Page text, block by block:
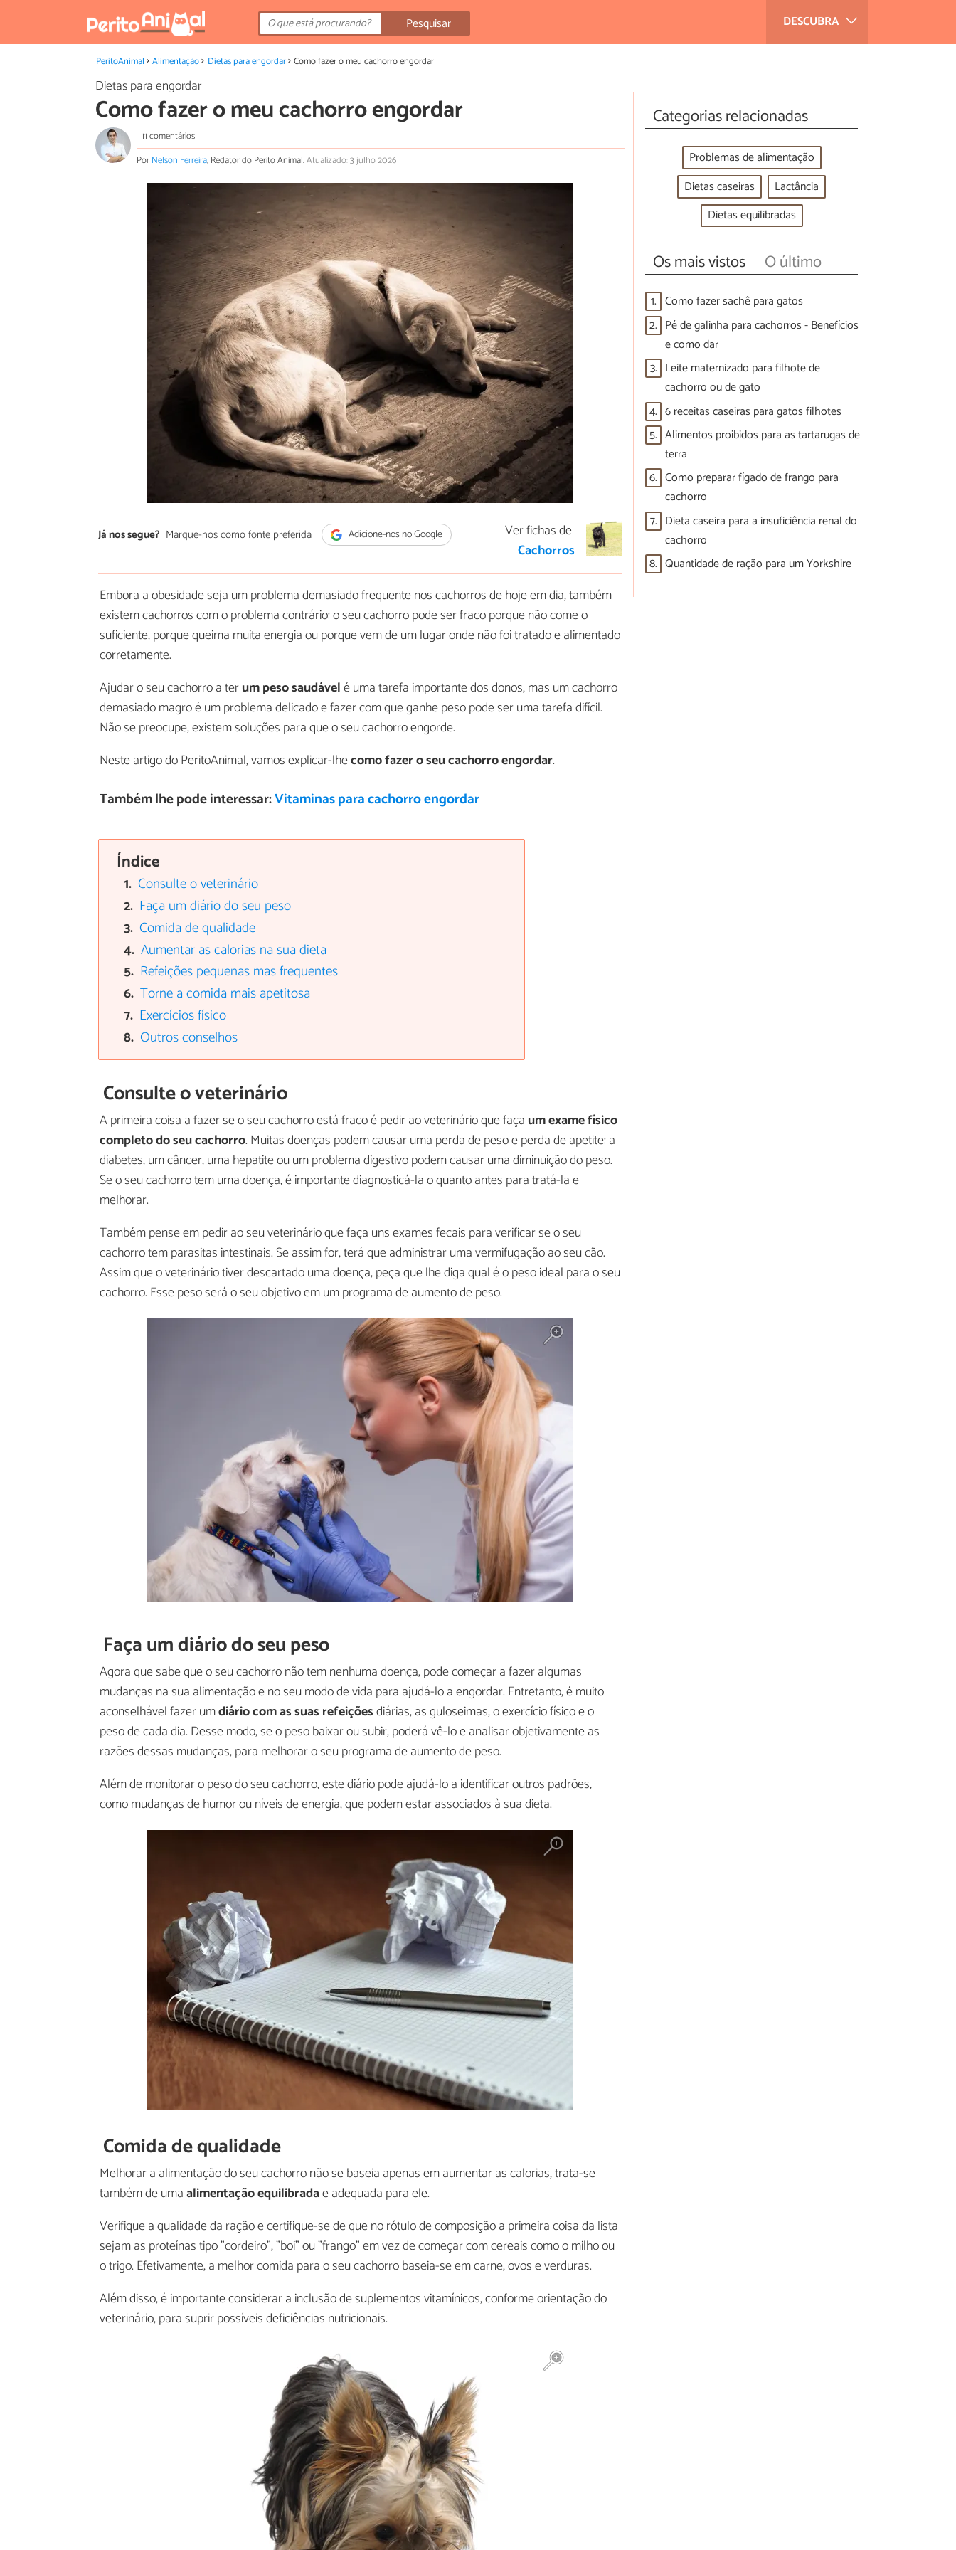
DESCUBRA
Pesquisar
PeritoAnimal Alimentação Dietas para engordar Como fazer o meu cachorro engordar
Dietas para engordar
Como fazer o meu cachorro engordar
11 comentários
PorNelson Ferreira, Redator do Perito Animal.Atualizado: 3 julho 2026
Já nos segue? Marque-nos como fonte preferida Adicione-nos no Google
Ver fichas de
Cachorros
Embora a obesidade seja um problema demasiado frequente nos cachorros de hoje em dia, também
existem cachorros com o problema contrário: o seu cachorro pode ser fraco porque não come o
suficiente, porque queima muita energia ou porque vem de um lugar onde não foi tratado e alimentado
corretamente.
Ajudar o seu cachorro a terum peso saudávelé uma tarefa importante dos donos, mas um cachorro
demasiado magro é um problema delicado e fazer com que ganhe peso pode ser uma tarefa difícil.
Não se preocupe, existem soluções para que o seu cachorro engorde.
Neste artigo do PeritoAnimal, vamos explicar-lhecomo fazer o seu cachorro engordar.
Também lhe pode interessar:Vitaminas para cachorro engordar
Índice
Consulte o veterinário
Faça um diário do seu peso
Comida de qualidade
Aumentar as calorias na sua dieta
Refeições pequenas mas frequentes
Torne a comida mais apetitosa
Exercícios físico
Outros conselhos
Consulte o veterinário
A primeira coisa a fazer se o seu cachorro está fraco é pedir ao veterinário que faça um exame físico
completo do seu cachorro. Muitas doenças podem causar uma perda de peso e perda de apetite: a
diabetes, um câncer, uma hepatite ou um problema digestivo podem causar uma diminuição do peso.
Se o seu cachorro tem uma doença, é importante diagnosticá-la o quanto antes para tratá-la e
melhorar.
Também pense em pedir ao seu veterinário que faça uns exames fecais para verificar se o seu
cachorro tem parasitas intestinais. Se assim for, terá que administrar uma vermifugação ao seu cão.
Assim que o veterinário tiver descartado uma doença, peça que lhe diga qual é o peso ideal para o seu
cachorro. Esse peso será o seu objetivo em um programa de aumento de peso.
Faça um diário do seu peso
Agora que sabe que o seu cachorro não tem nenhuma doença, pode começar a fazer algumas
mudanças na sua alimentação e no seu modo de vida para ajudá-lo a engordar. Entretanto, é muito
aconselhável fazer umdiário com as suas refeiçõesdiárias, as guloseimas, o exercício físico e o
peso de cada dia. Desse modo, se o peso baixar ou subir, poderá vê-lo e analisar objetivamente as
razões dessas mudanças, para melhorar o seu programa de aumento de peso.
Além de monitorar o peso do seu cachorro, este diário pode ajudá-lo a identificar outros padrões,
como mudanças de humor ou níveis de energia, que podem estar associados à sua dieta.
Comida de qualidade
Melhorar a alimentação do seu cachorro não se baseia apenas em aumentar as calorias, trata-se
também de umaalimentação equilibradae adequada para ele.
Verifique a qualidade da ração e certifique-se de que no rótulo de composição a primeira coisa da lista
sejam as proteínas tipo "cordeiro", "boi" ou "frango" em vez de começar com cereais como o milho ou
o trigo. Efetivamente, a melhor comida para o seu cachorro baseia-se em carne, ovos e verduras.
Além disso, é importante considerar a inclusão de suplementos vitamínicos, conforme orientação do
veterinário, para suprir possíveis deficiências nutricionais.
Categorias relacionadas
Problemas de alimentação
Dietas caseiras
Lactância
Dietas equilibradas
Os mais vistos O último
1. Como fazer sachê para gatos
2. Pé de galinha para cachorros - Benefícios
e como dar
3. Leite maternizado para filhote de
cachorro ou de gato
4. 6 receitas caseiras para gatos filhotes
5. Alimentos proibidos para as tartarugas de
terra
6. Como preparar fígado de frango para
cachorro
7. Dieta caseira para a insuficiência renal do
cachorro
8. Quantidade de ração para um Yorkshire